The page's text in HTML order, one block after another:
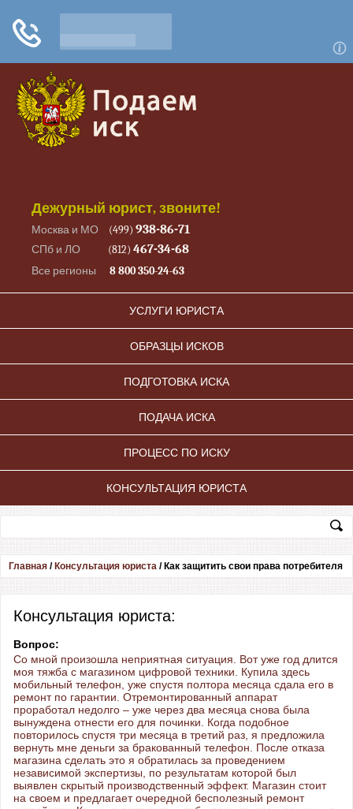
Дежурный юрист, звоните!
Москва и МО (499) 938-86-71
СПб и ЛО (812) 467-34-68
Все регионы 8 800 350-24-63
УСЛУГИ ЮРИСТА
ОБРАЗЦЫ ИСКОВ
ПОДГОТОВКА ИСКА
ПОДАЧА ИСКА
ПРОЦЕСС ПО ИСКУ
КОНСУЛЬТАЦИЯ ЮРИСТА
Главная / Консультация юриста / Как защитить свои права потребителя
Консультация юриста:
Вопрос:
Со мной произошла неприятная ситуация. Вот уже год длится
моя тяжба с магазином цифровой техники. Купила здесь
мобильный телефон, уже спустя полтора месяца сдала его в
ремонт по гарантии. Отремонтированный аппарат
проработал недолго – уже через два месяца снова была
вынуждена отнести его для починки. Когда подобное
повторилось спустя три месяца в третий раз, я предложила
вернуть мне деньги за бракованный телефон. После отказа
магазина сделать это я обратилась за проведением
независимой экспертизы, по результатам которой был
выявлен скрытый производственный эффект. Магазин стоит
на своем и предлагает очередной бесполезный ремонт